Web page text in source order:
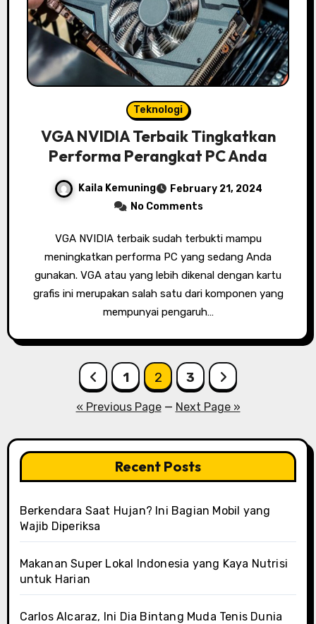
Teknologi
VGA NVIDIA Terbaik Tingkatkan
Performa Perangkat PC Anda
Kaila Kemuning
February 21, 2024
No Comments
VGA NVIDIA terbaik sudah terbukti mampu
meningkatkan performa PC yang sedang Anda
gunakan. VGA atau yang lebih dikenal dengan kartu
grafis ini merupakan salah satu dari komponen yang
mempunyai pengaruh…
pagination
1 2 3
« Previous Page— Next Page »
Recent Posts
Berkendara Saat Hujan? Ini Bagian Mobil yang
Wajib Diperiksa
Makanan Super Lokal Indonesia yang Kaya Nutrisi
untuk Harian
Carlos Alcaraz, Ini Dia Bintang Muda Tenis Dunia